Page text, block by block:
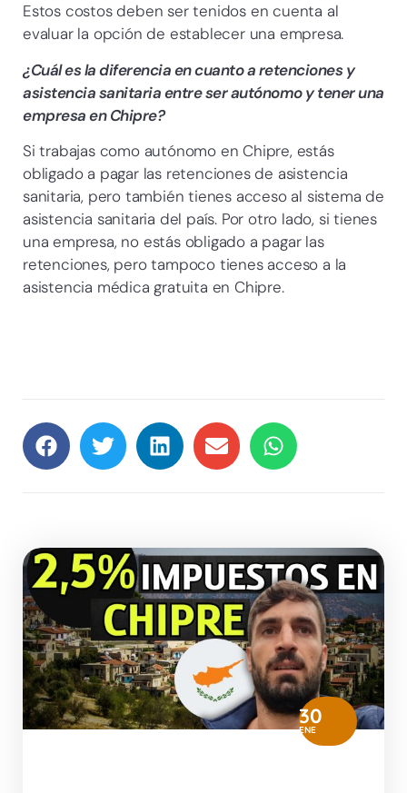
Estos costos deben ser tenidos en cuenta al
evaluar la opción de establecer una empresa.
¿Cuál es la diferencia en cuanto a retenciones y
asistencia sanitaria entre ser autónomo y tener una
empresa en Chipre?
Si trabajas como autónomo en Chipre, estás
obligado a pagar las retenciones de asistencia
sanitaria, pero también tienes acceso al sistema de
asistencia sanitaria del país. Por otro lado, si tienes
una empresa, no estás obligado a pagar las
retenciones, pero tampoco tienes acceso a la
asistencia médica gratuita en Chipre.
30
ENE